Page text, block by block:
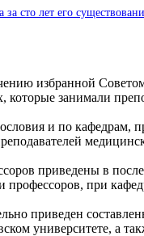
за сто лет его
избранной
которые занимали
и по кафедрам,
приведены в
при
приведен
университете, а